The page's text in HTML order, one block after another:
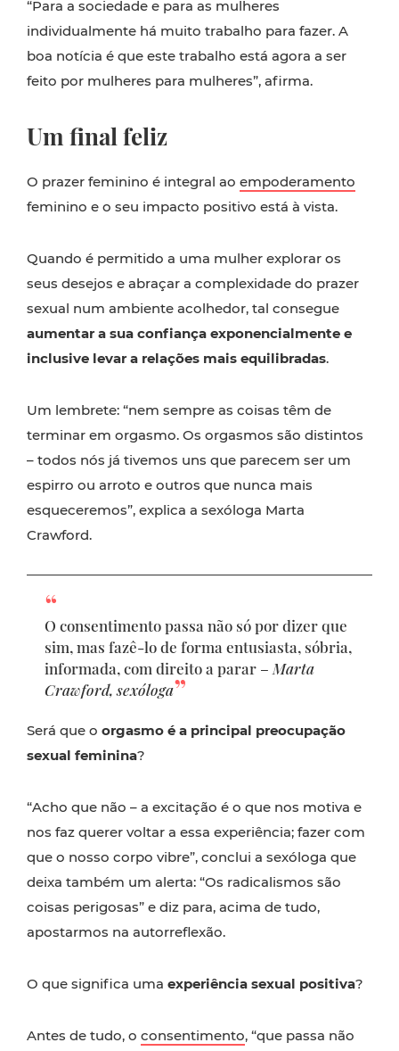
“Para a sociedade e para as mulheres
individualmente há muito trabalho para fazer. A
boa notícia é que este trabalho está agora a ser
feito por mulheres para mulheres”, afirma.
Um final feliz
O prazer feminino é integral ao empoderamento
feminino e o seu impacto positivo está à vista.
Quando é permitido a uma mulher explorar os
seus desejos e abraçar a complexidade do prazer
sexual num ambiente acolhedor, tal consegue
aumentar a sua confiança exponencialmente e
inclusive levar a relações mais equilibradas.
Um lembrete: “nem sempre as coisas têm de
terminar em orgasmo. Os orgasmos são distintos
– todos nós já tivemos uns que parecem ser um
espirro ou arroto e outros que nunca mais
esqueceremos”, explica a sexóloga Marta
Crawford.
O consentimento passa não só por dizer que
sim, mas fazê-lo de forma entusiasta, sóbria,
informada, com direito a parar – Marta
Crawford, sexóloga
Será que o orgasmo é a principal preocupação
sexual feminina?
“Acho que não – a excitação é o que nos motiva e
nos faz querer voltar a essa experiência; fazer com
que o nosso corpo vibre”, conclui a sexóloga que
deixa também um alerta: “Os radicalismos são
coisas perigosas” e diz para, acima de tudo,
apostarmos na autorreflexão.
O que significa uma experiência sexual positiva?
Antes de tudo, o consentimento, “que passa não